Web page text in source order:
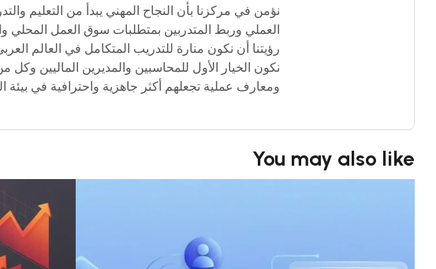
نؤمن في مركزنا بأن النجاح المهني يبدأ من التعليم
العملي وربط المتدربين بمتطلبات سوق العمل المحلي
رؤيتنا أن نكون منارة للتدريب المتكامل في العالم
نكون الخيار الأول للمحاسبين والمديرين الماليين
ومعارف عملية تجعلهم أكثر جاهزية واحترافية في بيئة
You may also like